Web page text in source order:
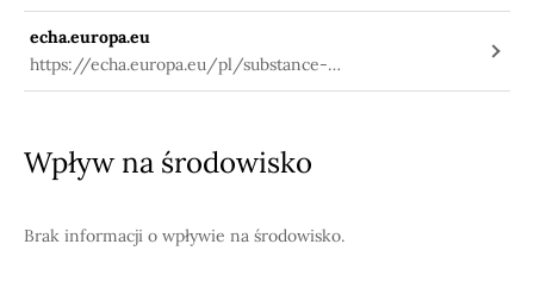
echa.europa.eu
https://echa.europa.eu/pl/substance-
information/-/substanceinfo/100.132.766
Wpływ na środowisko
Brak informacji o wpływie na środowisko.